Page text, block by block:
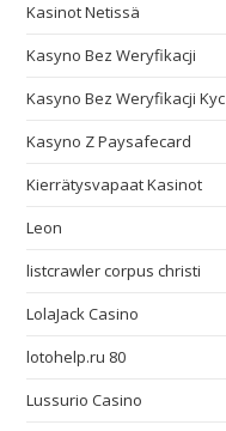
Kasinot Netissä
Kasyno Bez Weryfikacji
Kasyno Bez Weryfikacji Kyc
Kasyno Z Paysafecard
Kierrätysvapaat Kasinot
Leon
listcrawler corpus christi
LolaJack Casino
lotohelp.ru 80
Lussurio Casino